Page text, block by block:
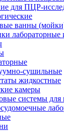
для ПЦР-
ванны
лабораторные
сушильные
жидкостные
камеры
системы для